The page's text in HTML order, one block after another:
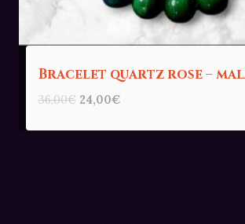
Bracelet quartz rose –
36,00€ Le
initial
24,00€Le
actuel